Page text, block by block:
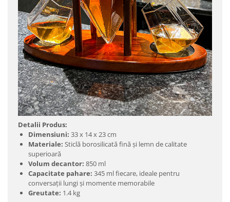
Detalii Produs:
Dimensiuni: 33 x 14 x 23 cm
Materiale: Sticlă borosilicată fină și lemn de calitate
superioară
Volum decantor: 850 ml
Capacitate pahare: 345 ml fiecare, ideale pentru
conversații lungi și momente memorabile
Greutate: 1.4 kg